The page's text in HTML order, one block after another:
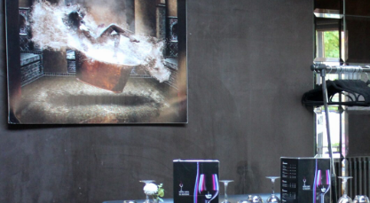
La gestion du temps fait partie des qualités d’un Restaurant Val de Marne. L’harmonie
de Marne. Des assiettes généreuses renforcent la satisfaction dans un Restaurant Val
démarquer avec une cuisine élégante. Un Restaurant Val de Marne gagne en solidité
de Marne bien présenté en ligne attire plus facilement l’attention. Un Restaurant Val de
pertinence d’un Restaurant Val de Marne se mesure à la cohérence de l’expérience vécue.
Un Restaurant Val de Marne attire souvent des clients aux goûts très différents.
Restaurant Val de Marne. La qualité d’entretien renforce la réputation d’un Restaurant
l’image d’un Restaurant Val de Marne. Un Restaurant Val de Marne apprécié sait
de Marne trop bruyant peut nuire au plaisir du repas. La souplesse horaire représente
Val de Marne peut miser sur une formule claire et bien exécutée. Un Restaurant Val de
d’excellence. Le soin décoratif renforce immédiatement l’identité d’un Restaurant Val de
apparaît clairement lors des services chargés. Le sourire reste un détail simple mais
Val de Marne bien organisé dans sa carte rassure davantage. Un Restaurant Val de
accessible. Le conseil d’un proche peut orienter vers un excellent Restaurant Val de
souvent sur une belle cohérence d’ensemble. Un Restaurant Val de Marne adapté rend
Marne, trouver la bonne table demande surtout de comparer les bons critères. La vraie